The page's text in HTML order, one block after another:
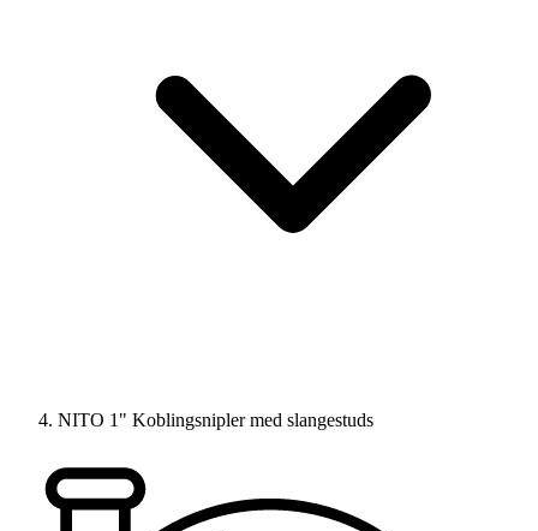
NITO 1" Koblingsnipler med slangestuds